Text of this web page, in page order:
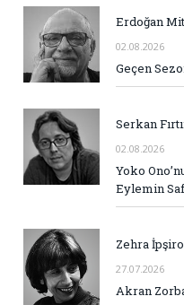
Erdoğan
02.08.2026
Geçen
Serkan
02.08.2026
Yoko
Eylemin
Zehra
27.07.2026
Akran